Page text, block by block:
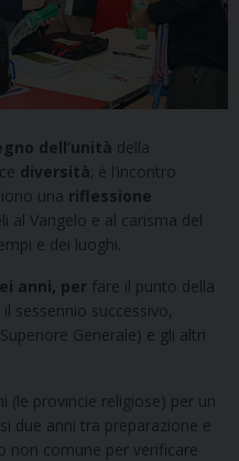
dell’unità della
diversità; è l’incontro
una riflessione
al Vangelo e al carisma del
e dei luoghi.
anni, per fare il punto della
il sessennio successivo,
Generale) e gli altri
(le provincie religiose) per un
due anni tra preparazione e
non comune per verificare